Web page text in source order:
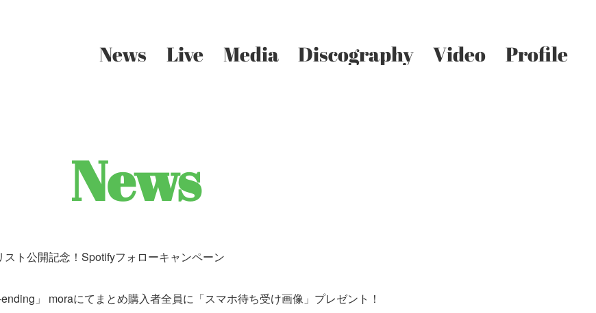
news live media discography video profile
news
ト公開記念！Spotifyフォローキャンペーン
」 moraにてまとめ購入者全員に「スマホ待ち受け画像」プレゼント！